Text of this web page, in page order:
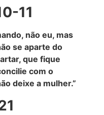
11
não eu, mas
se aparte do
que fique
com o
deixe a mulher.”